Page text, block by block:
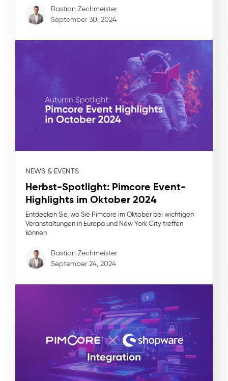
Bastian Zechmeister
September 30, 2024
NEWS & EVENTS
Herbst-Spotlight: Pimcore Event-
Highlights im Oktober 2024
Entdecken Sie, wo Sie Pimcore im Oktober bei wichtigen
Veranstaltungen in Europa und New York City treffen
können
Bastian Zechmeister
September 24, 2024